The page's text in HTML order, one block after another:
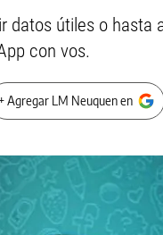
datos útiles o hasta
con vos.
+ Agregar LM Neuquen en